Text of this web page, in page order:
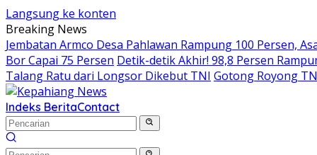
Langsung ke konten
Breaking News
Jembatan Armco Desa Pahlawan Rampung 100 Persen,
Bor Capai 75 Persen Detik-detik Akhir! 98,8 Persen
Talang Ratu dari Longsor Dikebut TNI Gotong Royong
Indeks BeritaContact